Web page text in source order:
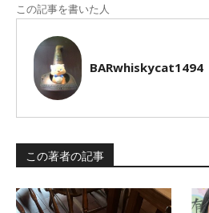
この記事を書いた人
BARwhiskycat1494
この著者の記事